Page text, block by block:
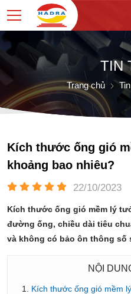
TIN
Trang chủ
Kích thước ống gió
khoảng bao nhiêu?
22/10/2023
Kích thước ống gió mềm lý
đường ống, chiều dài tiêu
và không có bảo ôn thông số
NỘI
Kích thước ống gió mềm